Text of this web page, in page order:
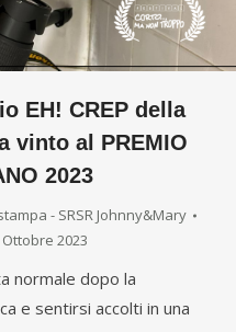
EH! CREP della
vinto al PREMIO
2023
- SRSR Johnny&Mary
Ottobre 2023
normale dopo la
e sentirsi accolti in una